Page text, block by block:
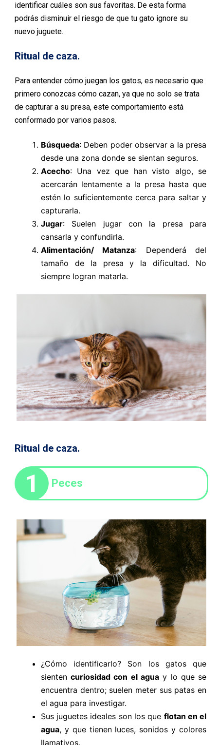
identificar cuáles son sus favoritas. De esta forma
podrás disminuir el riesgo de que tu gato ignore su
nuevo juguete.
Ritual de caza.
Para entender cómo juegan los gatos, es necesario que
primero conozcas cómo cazan, ya que no solo se trata
de capturar a su presa, este comportamiento está
conformado por varios pasos.
Búsqueda: Deben poder observar a la presa
desde una zona donde se sientan seguros.
Acecho: Una vez que han visto algo, se
acercarán lentamente a la presa hasta que
estén lo suficientemente cerca para saltar y
capturarla.
Jugar: Suelen jugar con la presa para
cansarla y confundirla.
Alimentación/ Matanza: Dependerá del
tamaño de la presa y la dificultad. No
siempre logran matarla.
Ritual de caza.
1 Peces
¿Cómo identificarlo? Son los gatos que
sientencuriosidad con el agua y lo que se
encuentra dentro; suelen meter sus patas en
el agua para investigar.
Sus juguetes ideales son los que flotan en el
agua, y que tienen luces, sonidos y colores
llamativos.